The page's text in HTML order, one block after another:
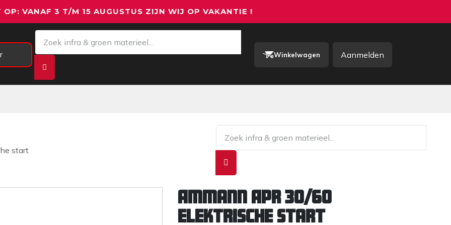
OP: VANAF 3 T/M 15 AUGUSTUS ZIJN WIJ OP VAKANTIE !
Winkelwagen Aanmelden
start
Ammann APR 30/60
elektrische start